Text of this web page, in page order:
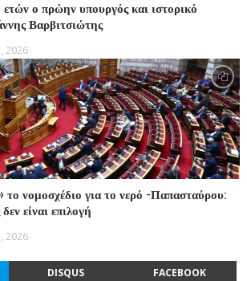
ο πρώην υπουργός και ιστορικό
Βαρβιτσιώτης
2026
το νομοσχέδιο για το νερό -Παπασταύρου:
είναι επιλογή
2026
DISQUS FACEBOOK